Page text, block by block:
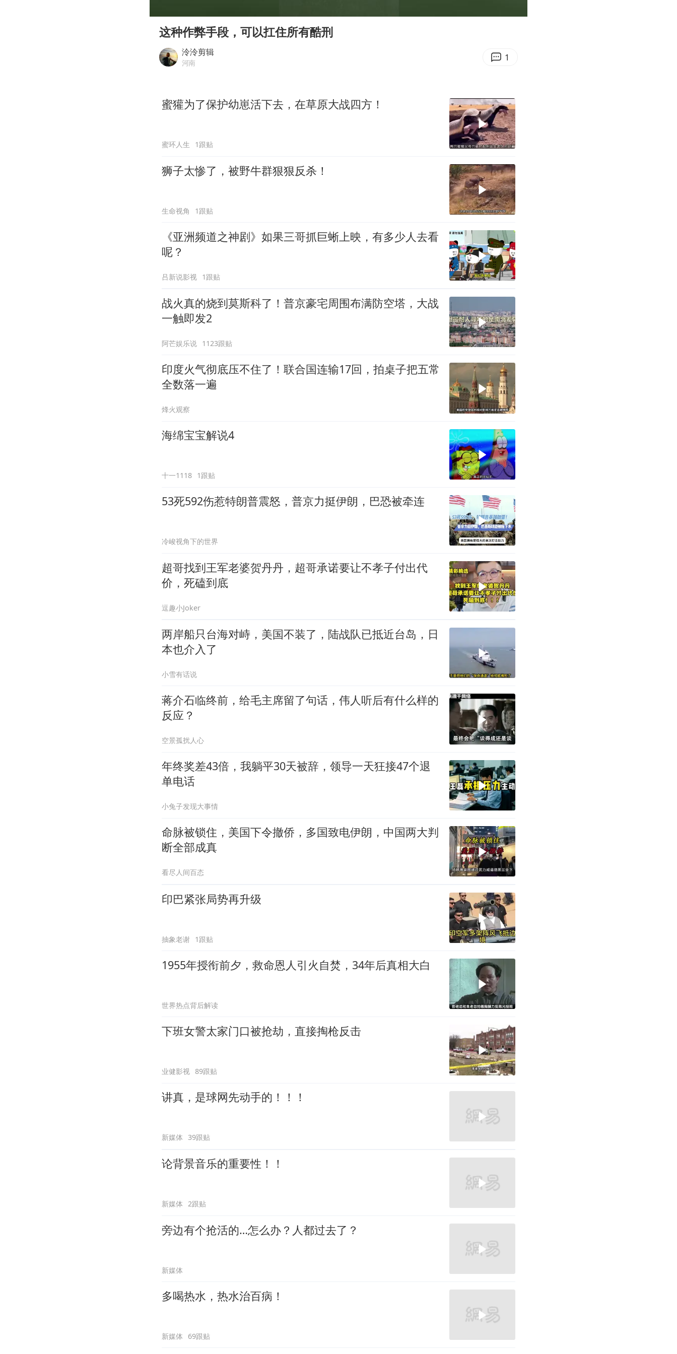
OpenAI为免费用户升级GPT-5.6 Luna
我国编制完成新版全月地质图
男子结婚8年发现3个女儿均非亲生
这种作弊手段，可以扛住所有酷刑
泠泠剪辑
河南 1
蜜獾为了保护幼崽活下去，在草原大战四方！
蜜环人生 1跟贴
狮子太惨了，被野牛群狠狠反杀！
生命视角 1跟贴
《亚洲频道之神剧》如果三哥抓巨蜥上映，有多少人去看
呢？
吕新说影视 1跟贴
战火真的烧到莫斯科了！普京豪宅周围布满防空塔，大战
一触即发2
阿芒娱乐说 1123跟贴
印度火气彻底压不住了！联合国连输17回，拍桌子把五常
全数落一遍
烽火观察
海绵宝宝解说4
十一1118 1跟贴
53死592伤惹特朗普震怒，普京力挺伊朗，巴恐被牵连
冷峻视角下的世界
超哥找到王军老婆贺丹丹，超哥承诺要让不孝子付出代
价，死磕到底
逗趣小Joker
两岸船只台海对峙，美国不装了，陆战队已抵近台岛，日
本也介入了
小雪有话说
蒋介石临终前，给毛主席留了句话，伟人听后有什么样的
反应？
空景孤扰人心
年终奖差43倍，我躺平30天被辞，领导一天狂接47个退
单电话
小兔子发现大事情
命脉被锁住，美国下令撤侨，多国致电伊朗，中国两大判
断全部成真
看尽人间百态
印巴紧张局势再升级
抽象老谢 1跟贴
1955年授衔前夕，救命恩人引火自焚，34年后真相大白
世界热点背后解读
下班女警太家门口被抢劫，直接掏枪反击
业健影视 89跟贴
讲真，是球网先动手的！！！
新媒体 39跟贴
论背景音乐的重要性！！
新媒体 2跟贴
旁边有个抢活的…怎么办？人都过去了？
新媒体
多喝热水，热水治百病！
新媒体 69跟贴